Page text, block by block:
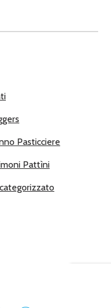
Pasticciere
Pattìni